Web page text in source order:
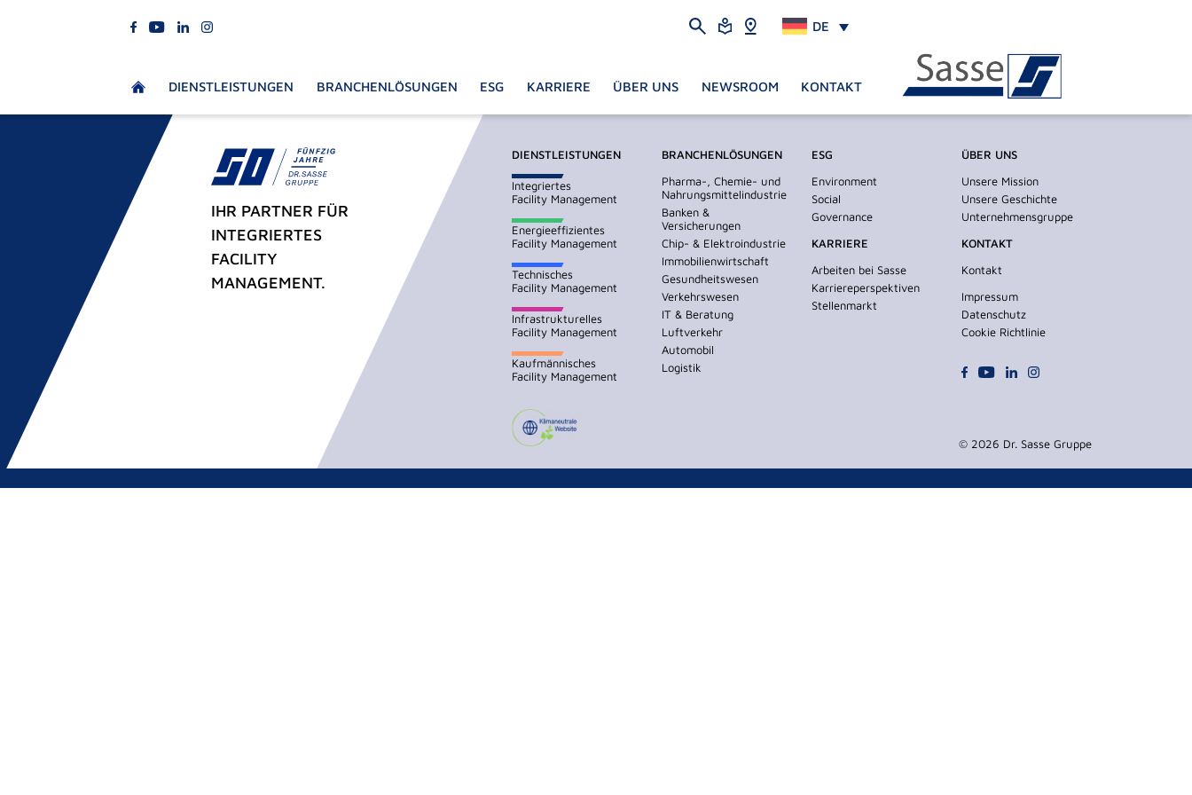
DE
DIENSTLEISTUNGEN BRANCHENLÖSUNGEN ESG KARRIERE ÜBER UNS NEWSROOM KONTAKT
IHR PARTNER FÜR
INTEGRIERTES
FACILITY
MANAGEMENT.
DIENSTLEISTUNGEN
Integriertes
Facility Management
Energieeffizientes
Facility Management
Technisches
Facility Management
Infrastrukturelles
Facility Management
Kaufmännisches
Facility Management
BRANCHENLÖSUNGEN
Pharma-, Chemie- und
Nahrungsmittelindustrie
Banken &
Versicherungen
Chip- & Elektroindustrie
Immobilienwirtschaft
Gesundheitswesen
Verkehrswesen
IT & Beratung
Luftverkehr
Automobil
Logistik
ESG
Environment
Social
Governance
KARRIERE
Arbeiten bei Sasse
Karriereperspektiven
Stellenmarkt
ÜBER UNS
Unsere Mission
Unsere Geschichte
Unternehmensgruppe
KONTAKT
Kontakt
Impressum
Datenschutz
Cookie Richtlinie
© 2026 Dr. Sasse Gruppe